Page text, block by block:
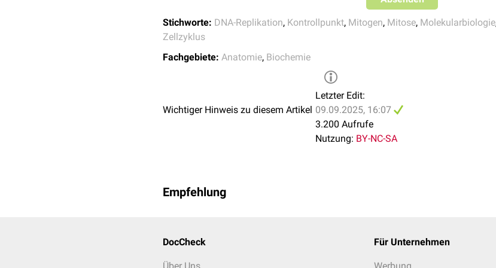
), verhindern diese die Phosphorylierung von pRB, wodurch E2F-1
fehlende Transkription essenzieller Zellzyklusgene führt zum Zellzyklusarrest.
Stichworte: DNA-Replikation, Kontrollpunkt, Mitogen, Mitose, Molekularbiologie
Zellzyklus
Fachgebiete: Anatomie, Biochemie
Wichtiger Hinweis zu diesem Artikel
Letzter Edit:
09.09.2025, 16:07
3.200 Aufrufe
Nutzung: BY-NC-SA
Empfehlung
DocCheck Für Unternehmen